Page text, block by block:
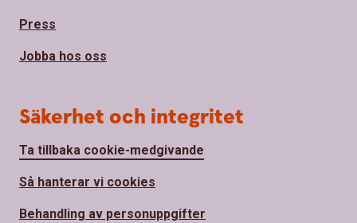
Press
Jobba hos oss
Säkerhet och integritet
Ta tillbaka cookie-medgivande
Så hanterar vi cookies
Behandling av personuppgifter